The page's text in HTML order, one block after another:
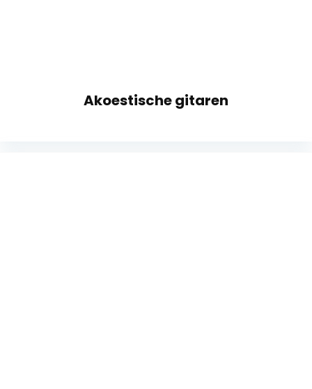
Akoestische gitaren